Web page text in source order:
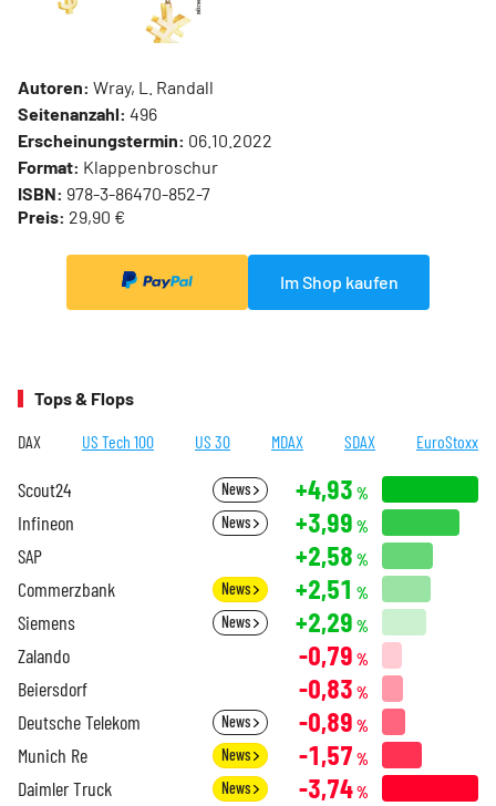
Autoren: Wray, L. Randall
Seitenanzahl: 496
Erscheinungstermin: 06.10.2022
Format: Klappenbroschur
ISBN: 978-3-86470-852-7
Preis: 29,90 €
Im Shop kaufen
Tops & Flops
DAX US Tech 100 US 30 MDAX SDAX EuroStoxx
Scout24 News +4,93 %
Infineon News +3,99 %
SAP +2,58 %
Commerzbank News +2,51 %
Siemens News +2,29 %
Zalando -0,79 %
Beiersdorf -0,83 %
Deutsche Telekom News -0,89 %
Munich Re News -1,57 %
Daimler Truck News -3,74%